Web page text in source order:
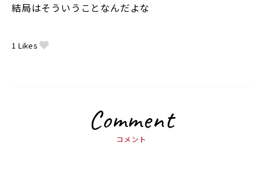
結局はそういうことなんだよな
1 Likes
Comment
コメント